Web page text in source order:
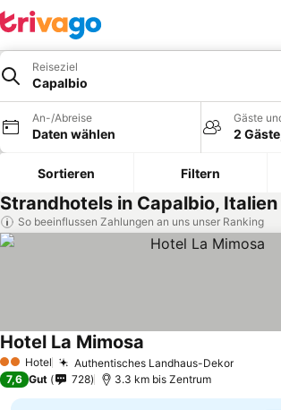
Reiseziel
Capalbio
An-/Abreise
Daten wählen
Gäste
2
Sortieren Filtern
Strandhotels in Capalbio, Italien
So beeinflussen Zahlungen an uns unser Ranking
2 Sterne
Hotel Authentisches Landhaus-Dekor
Hotel La Mimosa
7,6 Gut 728 3.3 km bis Zentrum